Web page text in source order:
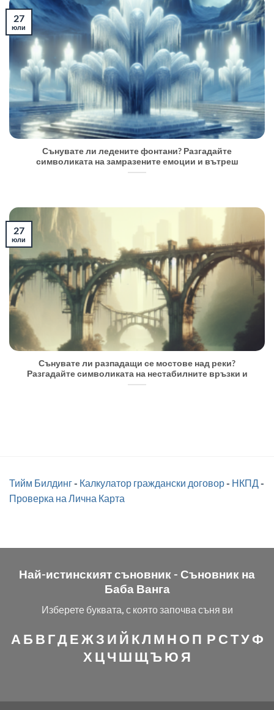
Сънувате ли ледените фонтани? Разгадайте
символиката на замразените емоции и вътреш
27
юли
Сънувате ли разпадащи се мостове над реки?
Разгадайте символиката на нестабилните връзки и
27
юли
Тийм Билдинг- Калкулатор граждански договор- НКПД-
Проверка на Лична Карта
Най-истинският съновник - Съновник на
Баба Ванга
Изберете буквата, с която започва съня ви
А Б В ГДЕЖЗ И Й КЛ М Н О П Р СТУФ
Х ЦЧ Ш ЩЪЮ Я